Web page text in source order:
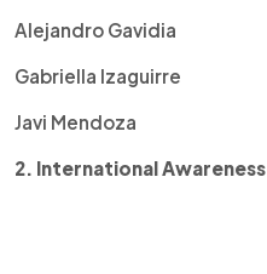
Alejandro Gavidia
Gabriella Izaguirre
Javi Mendoza
2. International Awareness